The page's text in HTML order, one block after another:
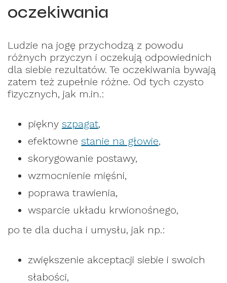
oczekiwania
Ludzie na jogę przychodzą z powodu
różnych przyczyn i oczekują odpowiednich
dla siebie rezultatów. Te oczekiwania bywają
zatem też zupełnie różne. Od tych czysto
fizycznych, jak m.in.:
piękny szpagat,
efektowne stanie na głowie,
skorygowanie postawy,
wzmocnienie mięśni,
poprawa trawienia,
wsparcie układu krwionośnego,
po te dla ducha i umysłu, jak np.:
zwiększenie akceptacji siebie i swoich
słabości,